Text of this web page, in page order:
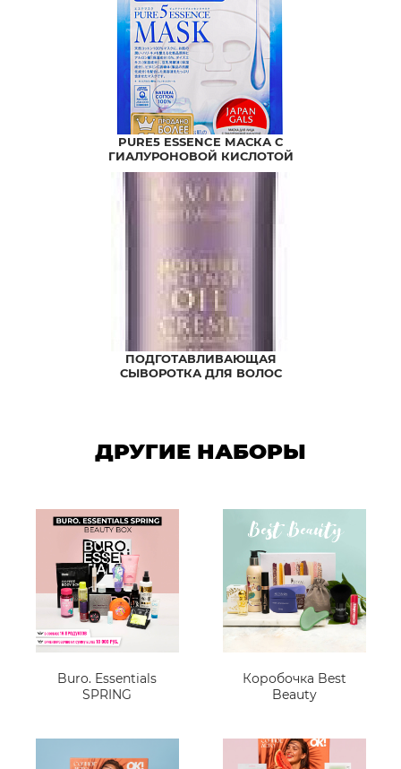
PURE5 ESSENCE МАСКА С
ГИАЛУРОНОВОЙ КИСЛОТОЙ
ПОДГОТАВЛИВАЮЩАЯ
СЫВОРОТКА ДЛЯ ВОЛОС
ДРУГИЕ НАБОРЫ
Buro. Essentials
SPRING
Коробочка Best
Beauty